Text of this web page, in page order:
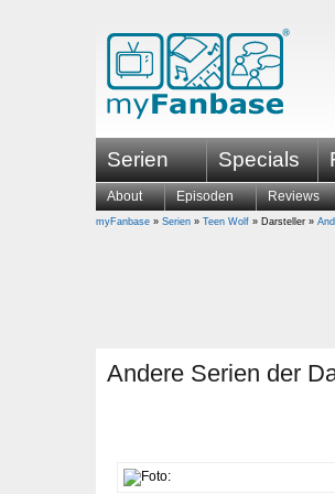
Serien Specials
About Episoden Reviews
myFanbase » Serien » Teen Wolf » Darsteller »
Andere Serien der